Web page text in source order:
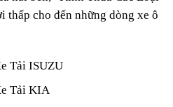
thấp cho đến những dòng xe ô
Tải ISUZU
Tải KIA